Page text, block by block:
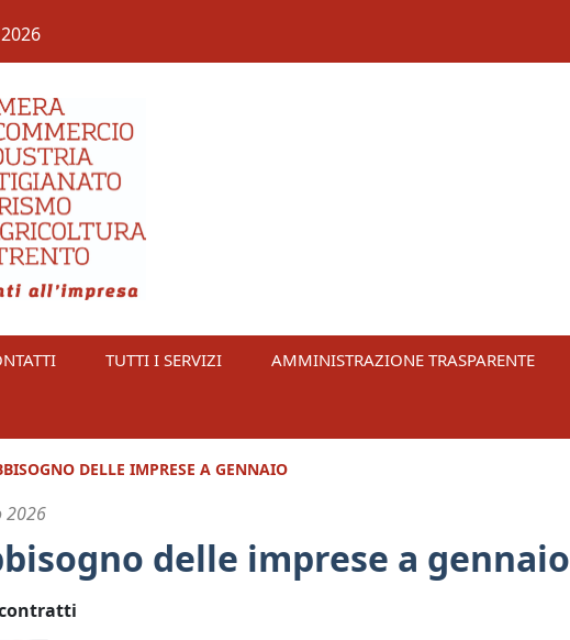
TUTTI I SERVIZI AMMINISTRAZIONE TRASPARENTE
DELLE IMPRESE A GENNAIO
2026
delle imprese a gennaio